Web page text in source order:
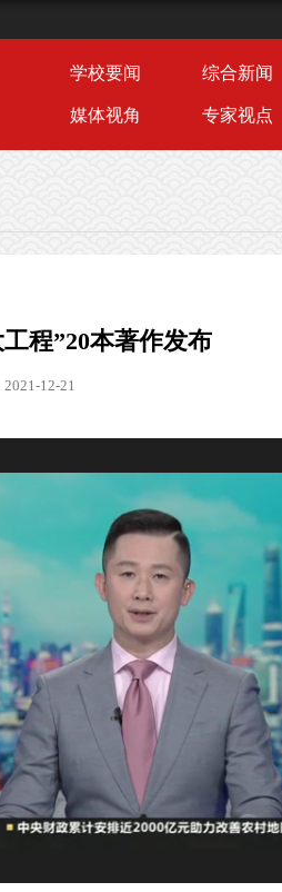
学校要闻 综合新闻
媒体视角 专家视点
程”20本著作发布
12-21